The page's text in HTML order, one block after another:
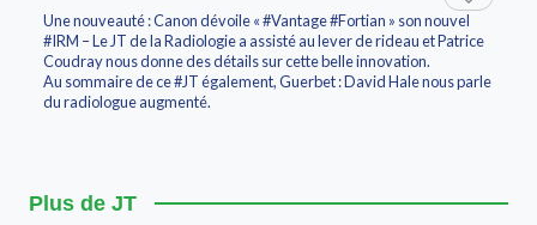
Une nouveauté : Canon dévoile « #Vantage #Fortian » son nouvel
#IRM – Le JT de la Radiologie a assisté au lever de rideau et Patrice
Coudray nous donne des détails sur cette belle innovation.
Au sommaire de ce #JT également, Guerbet : David Hale nous parle
du radiologue augmenté.
Plus de JT